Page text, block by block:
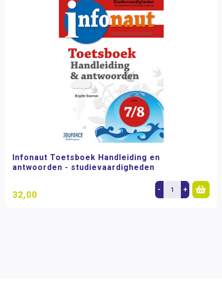
Infonaut Toetsboek Handleiding en
antwoorden - studievaardigheden
32,00 - +